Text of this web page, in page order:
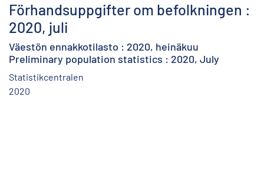
Förhandsuppgifter om befolkningen :
2020, juli
Väestön ennakkotilasto : 2020, heinäkuu
Preliminary population statistics : 2020, July
Statistikcentralen
2020